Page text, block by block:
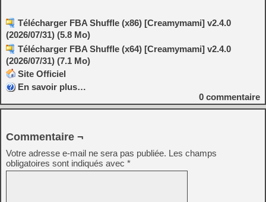
Télécharger FBA Shuffle (x86) [Creamymami] v2.4.0
(2026/07/31) (5.8 Mo)
Télécharger FBA Shuffle (x64) [Creamymami] v2.4.0
(2026/07/31) (7.1 Mo)
Site Officiel
En savoir plus…
0 commentaire
Commentaire ¬
Votre adresse e-mail ne sera pas publiée. Les champs
obligatoires sont indiqués avec *